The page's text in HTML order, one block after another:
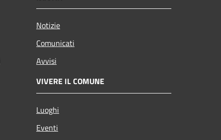
Notizie
Comunicati
Avvisi
VIVERE IL COMUNE
Luoghi
Eventi